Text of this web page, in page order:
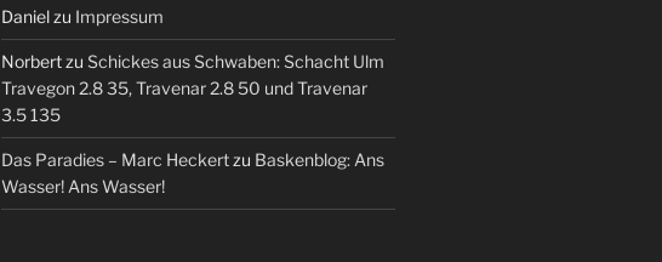
Danielzu Impressum
Norbertzu Schickes aus Schwaben: Schacht Ulm
Travegon 2.8 35, Travenar 2.8 50 und Travenar
3.5 135
Das Paradies – Marc Heckertzu Baskenblog: Ans
Wasser! Ans Wasser!